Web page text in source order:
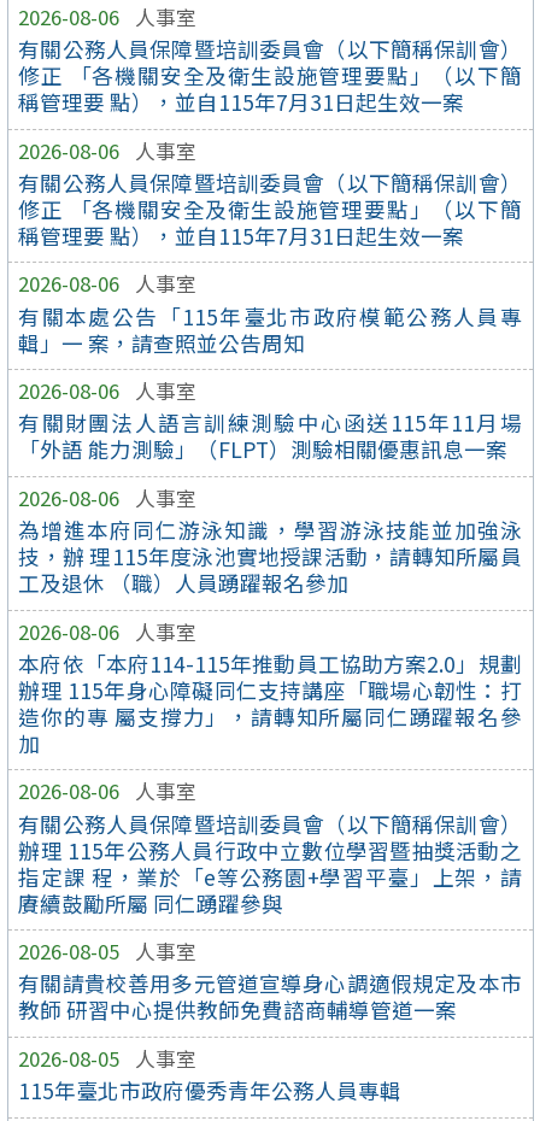
2026-08-06 人事室
有關公務人員保障暨培訓委員會（以下簡稱保訓會）
修正 「各機關安全及衛生設施管理要點」（以下簡
稱管理要 點），並自115年7月31日起生效一案
2026-08-06 人事室
有關公務人員保障暨培訓委員會（以下簡稱保訓會）
修正 「各機關安全及衛生設施管理要點」（以下簡
稱管理要 點），並自115年7月31日起生效一案
2026-08-06 人事室
有關本處公告「115年臺北市政府模範公務人員專
輯」一 案，請查照並公告周知
2026-08-06 人事室
有關財團法人語言訓練測驗中心函送115年11月場
「外語 能力測驗」（FLPT）測驗相關優惠訊息一案
2026-08-06 人事室
為增進本府同仁游泳知識，學習游泳技能並加強泳
技，辦 理115年度泳池實地授課活動，請轉知所屬員
工及退休 （職）人員踴躍報名參加
2026-08-06 人事室
本府依「本府114-115年推動員工協助方案2.0」規劃
辦理 115年身心障礙同仁支持講座「職場心韌性：打
造你的專 屬支撐力」，請轉知所屬同仁踴躍報名參
加
2026-08-06 人事室
有關公務人員保障暨培訓委員會（以下簡稱保訓會）
辦理 115年公務人員行政中立數位學習暨抽獎活動之
指定課 程，業於「e等公務園+學習平臺」上架，請
賡續鼓勵所屬 同仁踴躍參與
2026-08-05 人事室
有關請貴校善用多元管道宣導身心調適假規定及本市
教師 研習中心提供教師免費諮商輔導管道一案
2026-08-05 人事室
115年臺北市政府優秀青年公務人員專輯